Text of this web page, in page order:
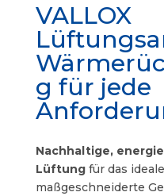
VALLOX
g für jede
Nachhaltige,
Lüftungfür das
maßgeschneiderte